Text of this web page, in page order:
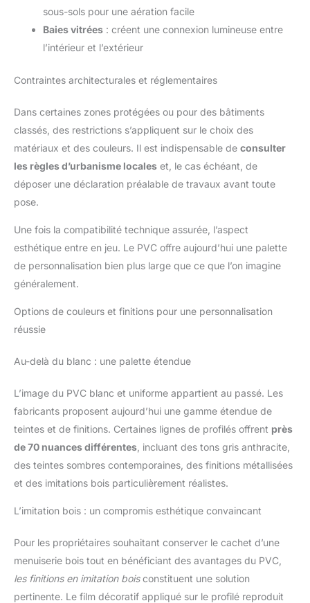
sous-sols pour une aération facile
Baies vitrées : créent une connexion lumineuse entre
l’intérieur et l’extérieur
Contraintes architecturales et réglementaires
Dans certaines zones protégées ou pour des bâtiments
classés, des restrictions s’appliquent sur le choix des
matériaux et des couleurs. Il est indispensable de consulter
les règles d’urbanisme locales et, le cas échéant, de
déposer une déclaration préalable de travaux avant toute
pose.
Une fois la compatibilité technique assurée, l’aspect
esthétique entre en jeu. Le PVC offre aujourd’hui une palette
de personnalisation bien plus large que ce que l’on imagine
généralement.
Options de couleurs et finitions pour une personnalisation
réussie
Au-delà du blanc : une palette étendue
L’image du PVC blanc et uniforme appartient au passé. Les
fabricants proposent aujourd’hui une gamme étendue de
teintes et de finitions. Certaines lignes de profilés offrent près
de 70 nuances différentes , incluant des tons gris anthracite,
des teintes sombres contemporaines, des finitions métallisées
et des imitations bois particulièrement réalistes.
L’imitation bois : un compromis esthétique convaincant
Pour les propriétaires souhaitant conserver le cachet d’une
menuiserie bois tout en bénéficiant des avantages du PVC,
les finitions en imitation boisconstituent une solution
pertinente. Le film décoratif appliqué sur le profilé reproduit